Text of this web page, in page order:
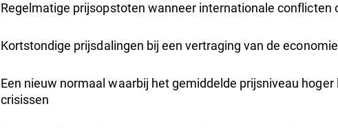
Regelmatige prijsopstoten wanneer internationale conflicten
Kortstondige prijsdalingen bij een vertraging van de economie
Een nieuw normaal waarbij het gemiddelde prijsniveau
crisissen